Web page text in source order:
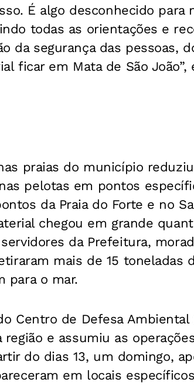
É algo desconhecido para
todas as orientações e
da segurança das pessoas,
ficar em Mata de São João”,
praias do município
pelotas em pontos
da Praia do Forte e no
chegou em grande
da Prefeitura,
mais de 15 toneladas
para o mar.
Centro de Defesa Ambiental
e assumiu as
do dias 13, um domingo,
em locais